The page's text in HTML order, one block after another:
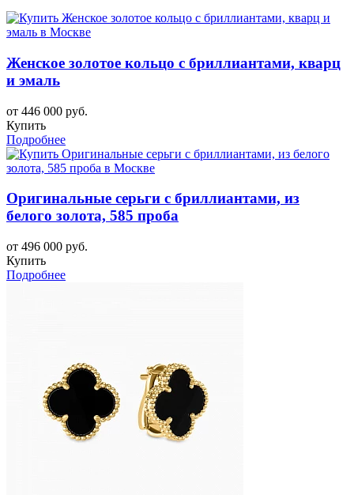
Женское золотое кольцо с бриллиантами, кварц
и эмаль
от 446 000 руб.
Купить
Подробнее
Оригинальные серьги с бриллиантами, из
белого золота, 585 проба
от 496 000 руб.
Купить
Подробнее